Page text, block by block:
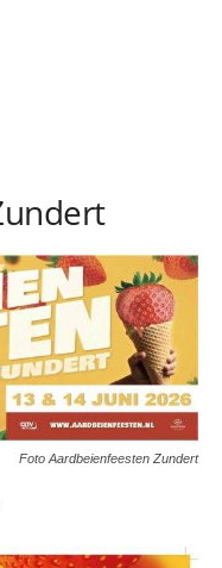
Foto Aardbeienfeesten Zundert